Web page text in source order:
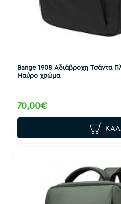
Bange 1908 Αδιάβροχη Τσάντα
Μαύρο χρώμα
70,00€